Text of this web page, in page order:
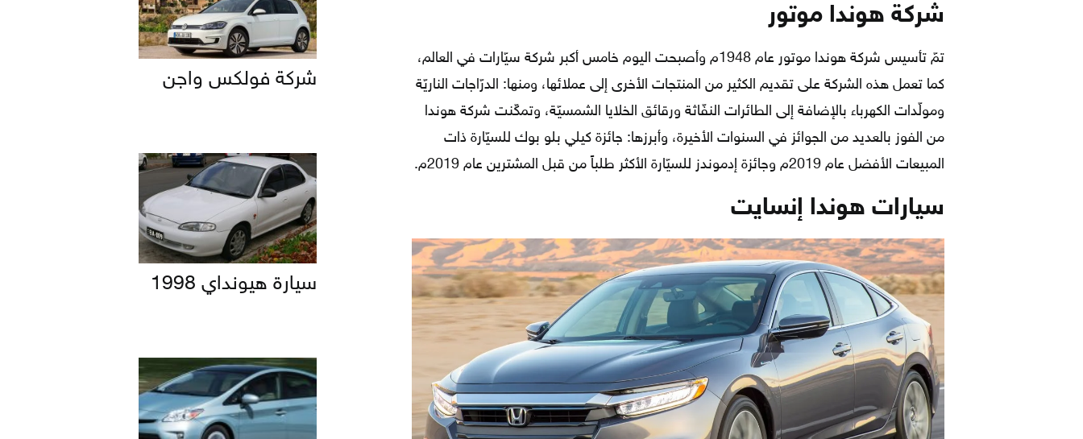
شركة هوندا موتور
تمّ تأسيس شركة هوندا موتور عام 1948م وأصبحت اليوم خامس أكبر شركة سيّارات في العالم،
كما تعمل هذه الشركة على تقديم الكثير من المنتجات الأخرى إلى عملائها، ومنها: الدرّاجات الناريّة
ومولّدات الكهرباء بالإضافة إلى الطائرات النفّاثة ورقائق الخلايا الشمسيّة، وتمكّنت شركة هوندا
من الفوز بالعديد من الجوائز في السنوات الأخيرة، وأبرزها: جائزة كيلي بلو بوك للسيّارة ذات
المبيعات الأفضل عام 2019م وجائزة إدموندز للسيّارة الأكثر طلباً من قبل المشترين عام 2019م.
سيارات هوندا إنسايت
شركة فولكس واجن
سيارة هيونداي 1998